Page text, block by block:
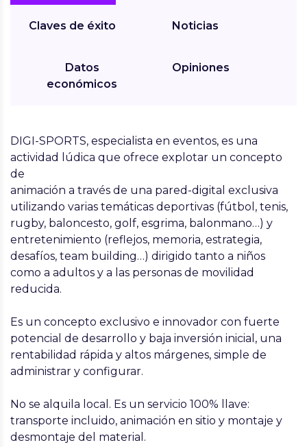
Claves de éxito
Datos
económicos
Noticias
Opiniones
DIGI-SPORTS, especialista en eventos, es una
actividad lúdica que ofrece explotar un concepto
de
animación a través de una pared-digital exclusiva
utilizando varias temáticas deportivas (fútbol, tenis,
rugby, baloncesto, golf, esgrima, balonmano…) y
entretenimiento (reflejos, memoria, estrategia,
desafíos, team building…) dirigido tanto a niños
como a adultos y a las personas de movilidad
reducida.
Es un concepto exclusivo e innovador con fuerte
potencial de desarrollo y baja inversión inicial, una
rentabilidad rápida y altos márgenes, simple de
administrar y configurar.
No se alquila local. Es un servicio 100% llave:
transporte incluido, animación en sitio y montaje y
desmontaje del material.